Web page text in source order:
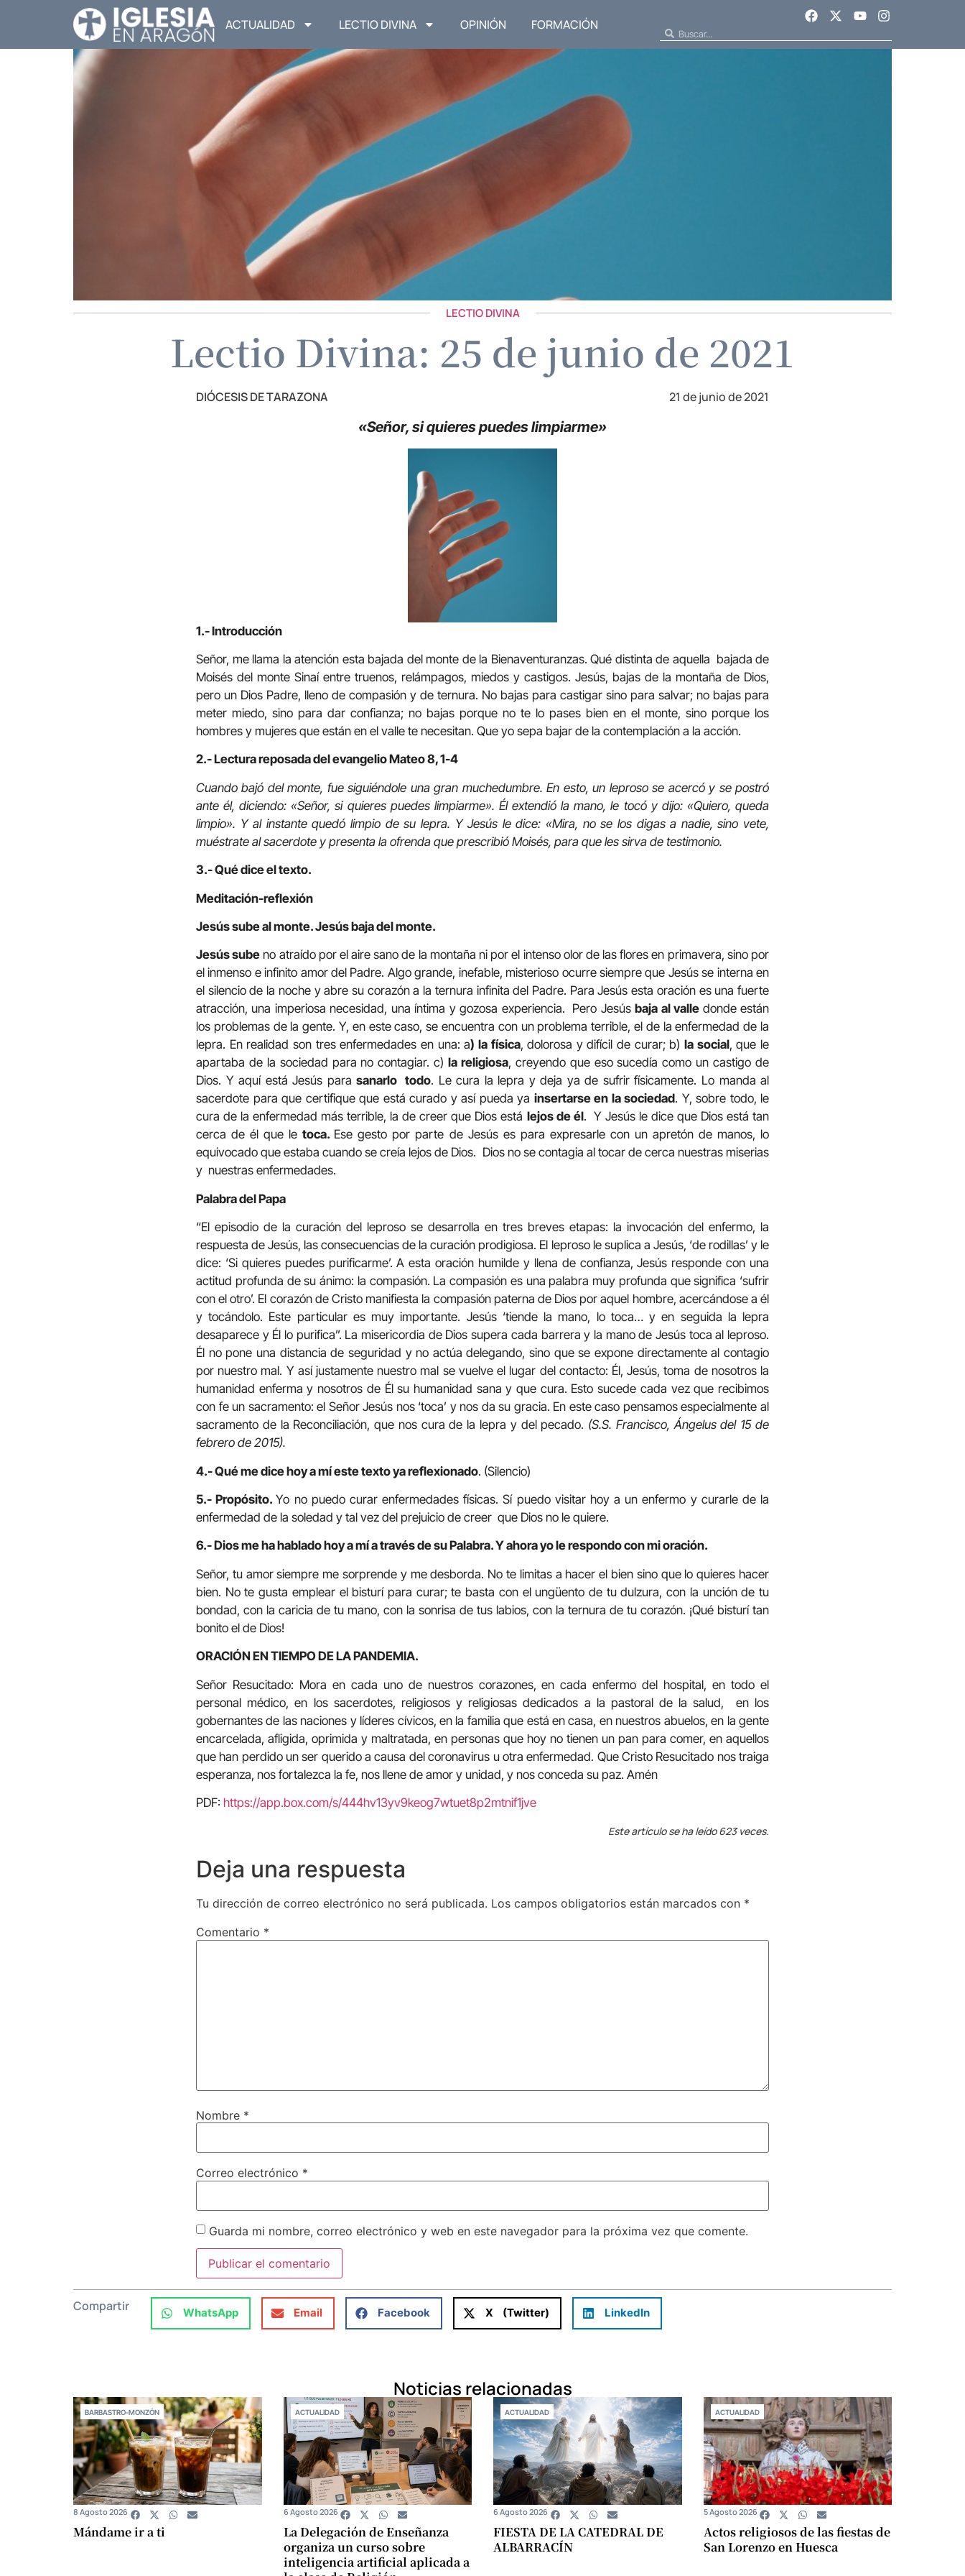
ACTUALIDAD LECTIO DIVINA OPINIÓN FORMACIÓN
LECTIO DIVINA
Lectio Divina: 25 de junio de 2021
DIÓCESIS DE TARAZONA 21 de junio de 2021
«Señor, si quieres puedes limpiarme»
1.- Introducción
Señor, me llama la atención esta bajada del monte de la Bienaventuranzas. Qué distinta de aquella bajada de
Moisés del monte Sinaí entre truenos, relámpagos, miedos y castigos. Jesús, bajas de la montaña de Dios,
pero un Dios Padre, lleno de compasión y de ternura. No bajas para castigar sino para salvar; no bajas para
meter miedo, sino para dar confianza; no bajas porque no te lo pases bien en el monte, sino porque los
hombres y mujeres que están en el valle te necesitan. Que yo sepa bajar de la contemplación a la acción.
2.- Lectura reposada del evangelio Mateo 8, 1-4
Cuando bajó del monte, fue siguiéndole una gran muchedumbre. En esto, un leproso se acercó y se postró
ante él, diciendo: «Señor, si quieres puedes limpiarme». Él extendió la mano, le tocó y dijo: «Quiero, queda
limpio». Y al instante quedó limpio de su lepra. Y Jesús le dice: «Mira, no se los digas a nadie, sino vete,
muéstrate al sacerdote y presenta la ofrenda que prescribió Moisés, para que les sirva de testimonio.
3.- Qué dice el texto.
Meditación-reflexión
Jesús sube al monte. Jesús baja del monte.
Jesús sube no atraído por el aire sano de la montaña ni por el intenso olor de las flores en primavera, sino por
el inmenso e infinito amor del Padre. Algo grande, inefable, misterioso ocurre siempre que Jesús se interna en
el silencio de la noche y abre su corazón a la ternura infinita del Padre. Para Jesús esta oración es una fuerte
atracción, una imperiosa necesidad, una íntima y gozosa experiencia. Pero Jesúsbaja al valle donde están
los problemas de la gente. Y, en este caso, se encuentra con un problema terrible, el de la enfermedad de la
lepra. En realidad son tres enfermedades en una: a) la física, dolorosa y difícil de curar; b)la social, que le
apartaba de la sociedad para no contagiar. c)la religiosa, creyendo que eso sucedía como un castigo de
Dios. Y aquí está Jesús parasanarlo todo. Le cura la lepra y deja ya de sufrir físicamente. Lo manda al
sacerdote para que certifique que está curado y así pueda ya insertarse en la sociedad. Y, sobre todo, le
cura de la enfermedad más terrible, la de creer que Dios está lejos de él. Y Jesús le dice que Dios está tan
cerca de él que letoca. Ese gesto por parte de Jesús es para expresarle con un apretón de manos, lo
equivocado que estaba cuando se creía lejos de Dios. Dios no se contagia al tocar de cerca nuestras miserias
y nuestras enfermedades.
Palabra del Papa
“El episodio de la curación del leproso se desarrolla en tres breves etapas: la invocación del enfermo, la
respuesta de Jesús, las consecuencias de la curación prodigiosa. El leproso le suplica a Jesús, ‘de rodillas’ y le
dice: ‘Si quieres puedes purificarme’. A esta oración humilde y llena de confianza, Jesús responde con una
actitud profunda de su ánimo: la compasión. La compasión es una palabra muy profunda que significa ‘sufrir
con el otro’. El corazón de Cristo manifiesta la compasión paterna de Dios por aquel hombre, acercándose a él
y tocándolo. Este particular es muy importante. Jesús ‘tiende la mano, lo toca… y en seguida la lepra
desaparece y Él lo purifica”. La misericordia de Dios supera cada barrera y la mano de Jesús toca al leproso.
Él no pone una distancia de seguridad y no actúa delegando, sino que se expone directamente al contagio
por nuestro mal. Y así justamente nuestro mal se vuelve el lugar del contacto: Él, Jesús, toma de nosotros la
humanidad enferma y nosotros de Él su humanidad sana y que cura. Esto sucede cada vez que recibimos
con fe un sacramento: el Señor Jesús nos ‘toca’ y nos da su gracia. En este caso pensamos especialmente al
sacramento de la Reconciliación, que nos cura de la lepra y del pecado. (S.S. Francisco, Ángelus del 15 de
febrero de 2015).
4.- Qué me dice hoy a mí este texto ya reflexionado. (Silencio)
5.- Propósito.Yo no puedo curar enfermedades físicas. Sí puedo visitar hoy a un enfermo y curarle de la
enfermedad de la soledad y tal vez del prejuicio de creer que Dios no le quiere.
6.- Dios me ha hablado hoy a mí a través de su Palabra. Y ahora yo le respondo con mi oración.
Señor, tu amor siempre me sorprende y me desborda. No te limitas a hacer el bien sino que lo quieres hacer
bien. No te gusta emplear el bisturí para curar; te basta con el ungüento de tu dulzura, con la unción de tu
bondad, con la caricia de tu mano, con la sonrisa de tus labios, con la ternura de tu corazón. ¡Qué bisturí tan
bonito el de Dios!
ORACIÓN EN TIEMPO DE LA PANDEMIA.
Señor Resucitado: Mora en cada uno de nuestros corazones, en cada enfermo del hospital, en todo el
personal médico, en los sacerdotes, religiosos y religiosas dedicados a la pastoral de la salud, en los
gobernantes de las naciones y líderes cívicos, en la familia que está en casa, en nuestros abuelos, en la gente
encarcelada, afligida, oprimida y maltratada, en personas que hoy no tienen un pan para comer, en aquellos
que han perdido un ser querido a causa del coronavirus u otra enfermedad. Que Cristo Resucitado nos traiga
esperanza, nos fortalezca la fe, nos llene de amor y unidad, y nos conceda su paz. Amén
PDF: https://app.box.com/s/444hv13yv9keog7wtuet8p2mtnif1jve
Este artículo se ha leído 623 veces.
Deja una respuesta
Tu dirección de correo electrónico no será publicada. Los campos obligatorios están marcados con *
Comentario *
Nombre *
Correo electrónico *
Guarda mi nombre, correo electrónico y web en este navegador para la próxima vez que comente.
Compartir WhatsApp Email Facebook X (Twitter) LinkedIn
Noticias relacionadas
BARBASTRO-MONZÓN
Mándame ir a ti
8 Agosto 2026
ACTUALIDAD
La Delegación de Enseñanza
organiza un curso sobre
inteligencia artificial aplicada a
6 Agosto 2026
ACTUALIDAD
FIESTA DE LA CATEDRAL DE
ALBARRACÍN
6 Agosto 2026
ACTUALIDAD
Actos religiosos de las fiestas de
San Lorenzo en Huesca
5 Agosto 2026